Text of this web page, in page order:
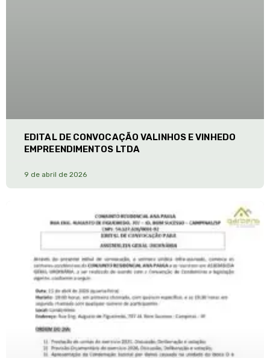
EDITAL DE CONVOCAÇÃO VALINHOS E VINHEDO
EMPREENDIMENTOS LTDA
9 de abril de 2026